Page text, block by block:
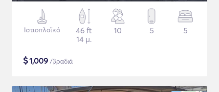
Ιστιοπλοϊκό
46 ft
14 μ.
10 5 5
$1,009 /βραδιά